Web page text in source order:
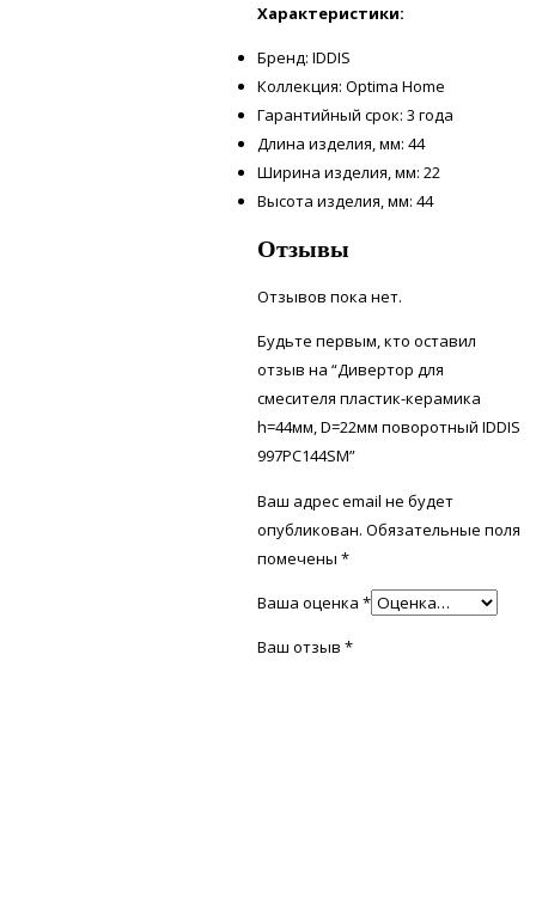
Характеристики:
Бренд: IDDIS
Коллекция: Optima Home
Гарантийный срок: 3 года
Длина изделия, мм: 44
Ширина изделия, мм: 22
Высота изделия, мм: 44
Отзывы
Отзывов пока нет.
Будьте первым, кто оставил
отзыв на “Дивертор для
смесителя пластик-керамика
h=44мм, D=22мм поворотный IDDIS
997PC144SM”
Ваш адрес email не будет
опубликован. Обязательные поля
помечены*
Ваша оценка*
Ваш отзыв*